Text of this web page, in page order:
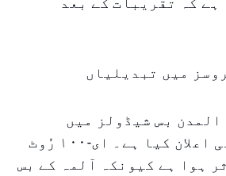
میں تبدیلیاں
المدن بس شیڈولز میں
تبدیلیوں کا بھی اعلان کیا ہے۔ ای-۱۰۰ رُوٹ
ہوا ہے کیونکہ آلمہ کے بس